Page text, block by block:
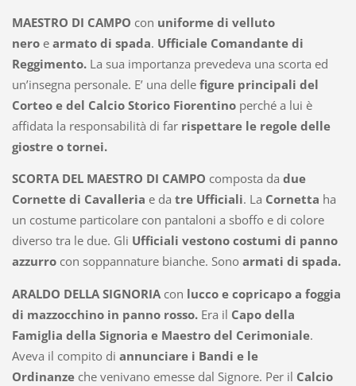
MAESTRO DI CAMPO con uniforme di velluto
neroe armato di spada. Ufficiale Comandante di
Reggimento.La sua importanza prevedeva una scorta ed
un’insegna personale. E’ una delle figure principali del
Corteo e del Calcio Storico Fiorentinoperché a lui è
affidata la responsabilità di far rispettare le regole delle
giostre o tornei.
SCORTA DEL MAESTRO DI CAMPO composta da due
Cornette di Cavalleria e da tre Ufficiali. La Cornetta ha
un costume particolare con pantaloni a sboffo e di colore
diverso tra le due. Gli Ufficiali vestono costumi di panno
azzurrocon soppannature bianche. Sono armati di spada.
ARALDO DELLA SIGNORIAcon lucco e copricapo a foggia
di mazzocchino in panno rosso.Era il Capo della
Famiglia della Signoria e Maestro del Cerimoniale.
Aveva il compito di annunciare i Bandi e le
Ordinanzeche venivano emesse dal Signore. Per il Calcio